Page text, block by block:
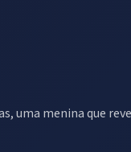
uma menina que